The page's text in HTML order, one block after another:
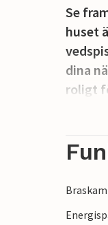
Se
huset
dina
roligt